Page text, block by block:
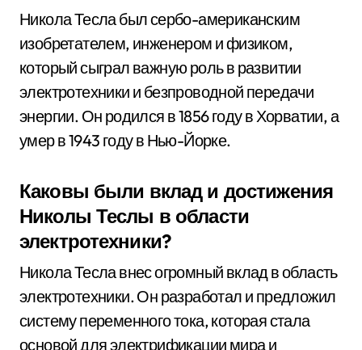
Никола Тесла был сербо-американским
изобретателем, инженером и физиком,
который сыграл важную роль в развитии
электротехники и безпроводной передачи
энергии. Он родился в 1856 году в Хорватии, а
умер в 1943 году в Нью-Йорке.
Каковы были вклад и достижения
Николы Теслы в области
электротехники?
Никола Тесла внес огромный вклад в область
электротехники. Он разработал и предложил
систему переменного тока, которая стала
основой для электрификации мира и